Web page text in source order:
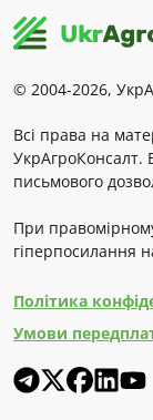
© 2004-2026,
Всі права на
УкрАгроКонсалт.
письмового
При
гіперпосилання
Політика
Умови